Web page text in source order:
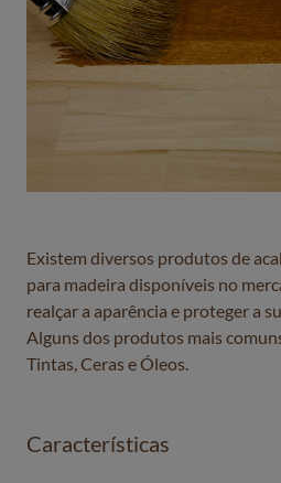
Existem diversos produtos de
para madeira disponíveis no
realçar a aparência e proteger a
Alguns dos produtos mais
Tintas, Ceras e Óleos.
Características